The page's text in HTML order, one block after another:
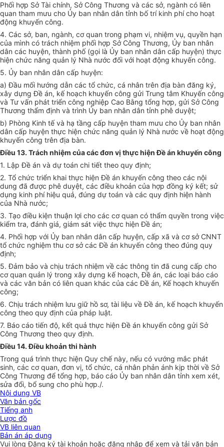
Phối hợp Sở Tài chính, Sở Công Thương và các sở, ngành có liên
quan tham mưu cho Ủy ban nhân dân tỉnh bố trí kinh phí cho hoạt
động khuyến công.
4. Các sở, ban, ngành, cơ quan trong phạm vi, nhiệm vụ, quyền hạn
của mình có trách nhiệm phối hợp Sở Công Thương, Ủy ban nhân
dân các huyện, thành phố (gọi là Ủy ban nhân dân cấp huyện) thực
hiện chức năng quản lý Nhà nước đối với hoạt động khuyến công.
5. Ủy ban nhân dân cấp huyện:
a) Đầu mối hướng dẫn các tổ chức, cá nhân trên địa bàn đăng ký,
xây dựng Đề án, kế hoạch khuyến công gửi Trung tâm Khuyến công
và Tư vấn phát triển công nghiệp Cao Bằng tổng hợp, gửi Sở Công
Thương thẩm định và trình Ủy ban nhân dân tỉnh phê duyệt;
b) Phòng Kinh tế và hạ tầng cấp huyện tham mưu cho Ủy ban nhân
dân cấp huyện thực hiện chức năng quản lý Nhà nước về hoạt động
khuyến công trên địa bàn.
Điều 13. Trách nhiệm của các đơn vị thực hiện Đề án khuyến công
1. Lập Đề án và dự toán chi tiết theo quy định;
2. Tổ chức triển khai thực hiện Đề án khuyến công theo các nội
dung đã được phê duyệt, các điều khoản của hợp đồng ký kết; sử
dụng kinh phí hiệu quả, đúng dự toán và các quy định hiện hành
của Nhà nước;
3. Tạo điều kiện thuận lợi cho các cơ quan có thẩm quyền trong việc
kiểm tra, đánh giá, giám sát việc thực hiện Đề án;
4. Phối hợp với Ủy ban nhân dân cấp huyện, cấp xã và cơ sở CNNT
tổ chức nghiệm thu cơ sở các Đề án khuyến công theo đúng quy
định;
5. Đảm bảo và chịu trách nhiệm về các thông tin đã cung cấp cho
cơ quan quản lý trong xây dựng kế hoạch, Đề án, các loại báo cáo
và các văn bản có liên quan khác của các Đề án, Kế hoạch khuyến
công;
6. Chịu trách nhiệm lưu giữ hồ sơ, tài liệu về Đề án, kế hoạch khuyến
công theo quy định của pháp luật.
7. Báo cáo tiến độ, kết quả thực hiện Đề án khuyến công gửi Sở
Công Thương theo quy định.
Điều 14. Điều khoản thi hành
Trong quá trình thực hiện Quy chế này, nếu có vướng mắc phát
sinh, các cơ quan, đơn vị, tổ chức, cá nhân phản ánh kịp thời về Sở
Công Thương để tổng hợp, báo cáo Ủy ban nhân dân tỉnh xem xét,
sửa đổi, bổ sung cho phù hợp./.
Nội dung VB
Văn bản gốc
Tiếng anh
Lược đồ
VB liên quan
Bản án áp dụng
Vui lòngĐăng ký tài khoản hoặc đăng nhập để xem và tải văn bản